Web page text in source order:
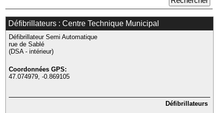
Défibrillateurs : Centre Technique Municipal
Défibrillateur Semi Automatique
rue de Sablé
(DSA - intérieur)
Coordonnées GPS:
47.074979, -0.869105
Défibrillateurs